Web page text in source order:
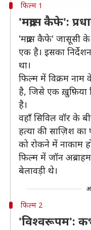
फिल्म 1
'मद्रास कैफे':
'मद्रास कैफे' जासूसी
एक है। इसका
था।
फिल्म में विक्रम
है, जिसे एक ख़ुफ़िया
है।
वहाँ सिविल वॉर के
हत्या की साज़िश
को रोकने में नाकाम
फिल्म में जॉन
बेलावड़ी थे।
फिल्म 2
'विश्वरूपम':